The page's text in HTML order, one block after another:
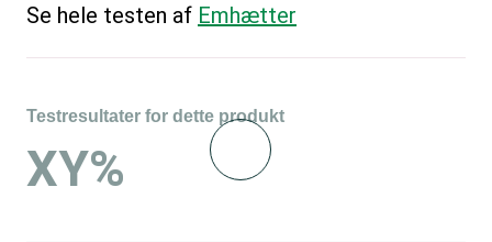
Se hele testen af Emhætter
Testresultater for dette produkt
XY%